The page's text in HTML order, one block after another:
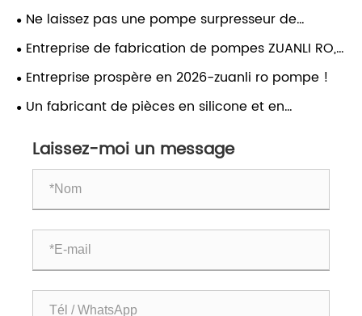
sur le lancement de nouveaux produits et
l'investissement à Guizhou
Ne laissez pas une pompe surpresseur de
mauvaise qualité ruiner votre purificateur d'eau !
Choisissez la pompe booster d'osmose inverse
Zuanli et donnez à votre purificateur d'eau un «
cœur fort ». Désormais, profitez d’une eau pure
Entreprise de fabrication de pompes ZUANLI RO,
festival des employés, félicitations.
Entreprise prospère en 2026-zuanli ro pompe !
Un fabricant de pièces en silicone et en
campagne d'expansion du marché mondial
Laissez-moi un message